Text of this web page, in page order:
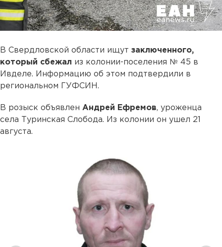
В Свердловской области ищут заключенного,
который сбежал из колонии-поселения № 45 в
Ивделе. Информацию об этом подтвердили в
региональном ГУФСИН.
В розыск объявлен Андрей Ефремов, уроженца
села Туринская Слобода. Из колонии он ушел 21
августа.